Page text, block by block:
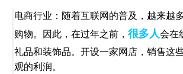
电商行业：随着互联网的普及，越来越
购物。因此，在过年之前， 很多人会在
礼品和装饰品。开设一家网店，销售这
观的利润。